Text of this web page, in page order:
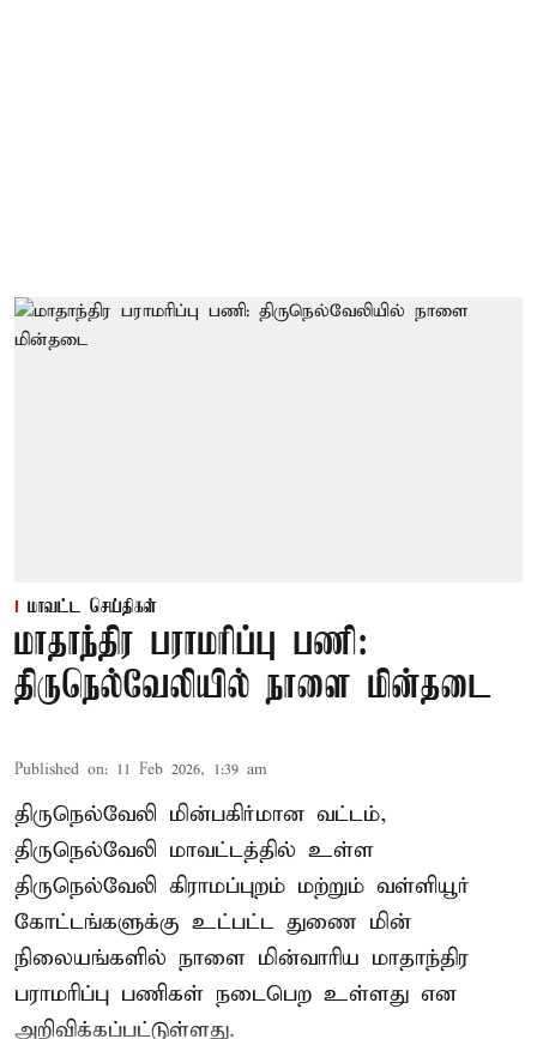
மாவட்ட செய்திகள்
மாதாந்திர பராமரிப்பு பணி:
திருநெல்வேலியில் நாளை மின்தடை
Published on: 11 Feb 2026, 1:39 am
திருநெல்வேலி மின்பகிர்மான வட்டம்,
திருநெல்வேலி மாவட்டத்தில் உள்ள
திருநெல்வேலி கிராமப்புறம் மற்றும் வள்ளியூர்
கோட்டங்களுக்கு உட்பட்ட துணை மின்
நிலையங்களில் நாளை மின்வாரிய மாதாந்திர
பராமரிப்பு பணிகள் நடைபெற உள்ளது என
அறிவிக்கப்பட்டுள்ளது.